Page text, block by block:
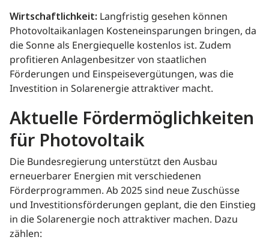
Wirtschaftlichkeit: Langfristig gesehen können
Photovoltaikanlagen Kosteneinsparungen bringen, da
die Sonne als Energiequelle kostenlos ist. Zudem
profitieren Anlagenbesitzer von staatlichen
Förderungen und Einspeisevergütungen, was die
Investition in Solarenergie attraktiver macht.
Aktuelle Fördermöglichkeiten
für Photovoltaik
Die Bundesregierung unterstützt den Ausbau
erneuerbarer Energien mit verschiedenen
Förderprogrammen. Ab 2025 sind neue Zuschüsse
und Investitionsförderungen geplant, die den Einstieg
in die Solarenergie noch attraktiver machen. Dazu
zählen: